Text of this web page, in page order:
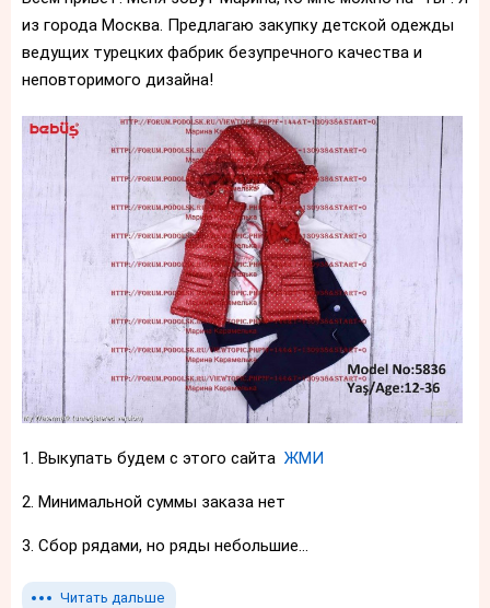
из города Москва. Предлагаю закупку детской одежды
ведущих турецких фабрик безупречного качества и
неповторимого дизайна!
1. Выкупать будем с этого сайта ЖМИ
2. Минимальной суммы заказа нет
3. Сбор рядами, но ряды небольшие...
Читать дальше